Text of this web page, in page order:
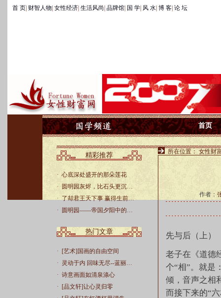
首 页 财智人物 女性经济 生活风尚 品牌馆 国 学 风 水 博 客 论 坛
首页
精彩推荐
· 心底深处盛开的那朵莲花
·
圆明园灰烬，比石头更沉…
· 了却君王天下事 赢得生前…
·
圆明园——帝国夕阳中的…
热门文章
·
[艺术]国画的自由空间
· 灵动于内 回味无尽--蓝丽…
· 诗意画面如清泉涤心
·
[品文轩]让心灵归零
所在位置： 女性财
作者：
先与后（上）
老子在《道德
个“相”。就是
倾，音声之相
而接下来的“